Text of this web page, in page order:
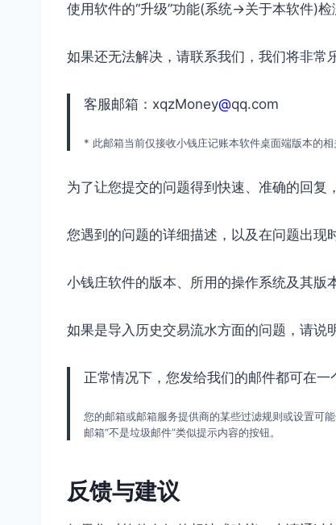
使用软件的“升级”功能(系统->关于本软件)
如果还无法解决，请联系我们，我们将非常
客服邮箱：xqzMoney@qq.com
* 此邮箱当前仅接收小钱庄记账本软件桌面端版本的相
为了让您提交的问题得到快速、准确的回复
您遇到的问题的详细描述，以及在问题出现
小钱庄软件的版本、所用的操作系统及其版
如果是导入历史交易流水方面的问题，请说
正常情况下，您发给我们的邮件都可在一
您的邮箱或邮箱服务提供商的某些过滤规则或设置可
邮箱“不是垃圾邮件”类似提示内容的按钮。
反馈与建议